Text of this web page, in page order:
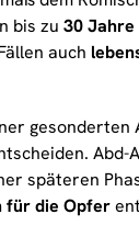
bis zu 30
auch
gesonderten
Abd-
späteren
für die Opfer